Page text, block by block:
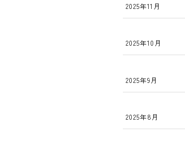
2025年11月
2025年10月
2025年9月
2025年8月